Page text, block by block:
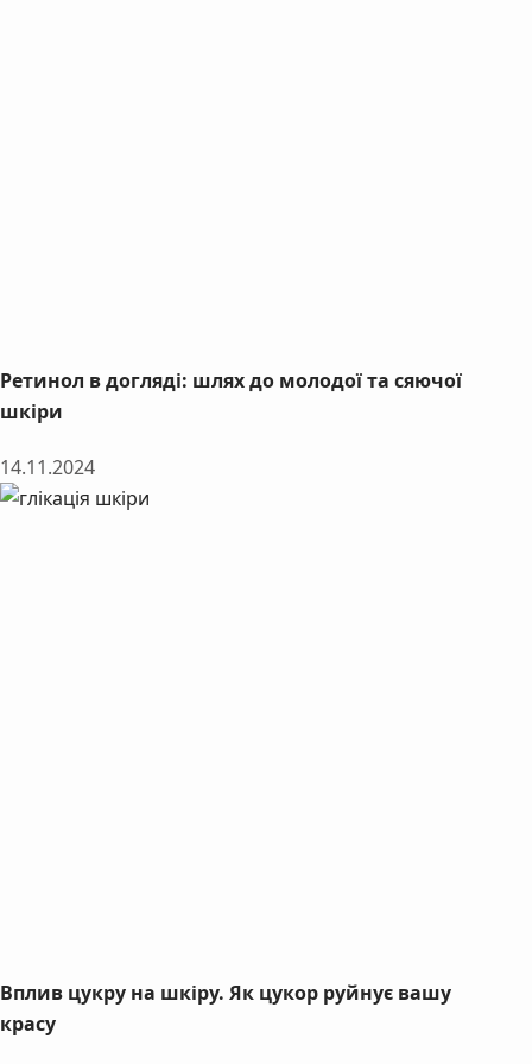
Ретинол в догляді: шлях до молодої та сяючої
шкіри
14.11.2024
Вплив цукру на шкіру. Як цукор руйнує вашу
красу